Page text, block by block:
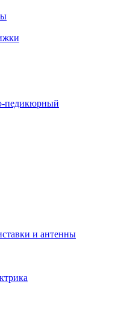
педикюрный
и антенны